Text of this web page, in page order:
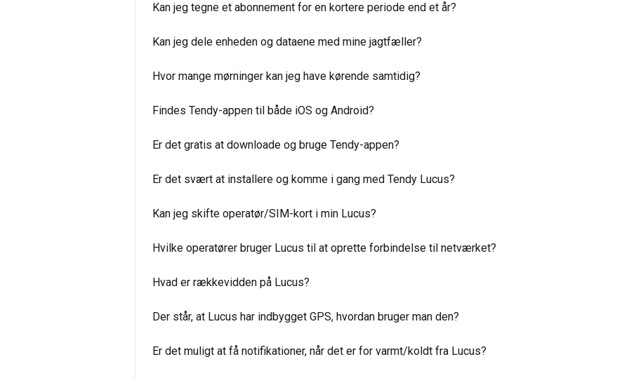
Kan jeg tegne et abonnement for en kortere periode end et år?
Kan jeg dele enheden og dataene med mine jagtfæller?
Hvor mange mørninger kan jeg have kørende samtidig?
Findes Tendy-appen til både iOS og Android?
Er det gratis at downloade og bruge Tendy-appen?
Er det svært at installere og komme i gang med Tendy Lucus?
Kan jeg skifte operatør/SIM-kort i min Lucus?
Hvilke operatører bruger Lucus til at oprette forbindelse til netværket?
Hvad er rækkevidden på Lucus?
Der står, at Lucus har indbygget GPS, hvordan bruger man den?
Er det muligt at få notifikationer, når det er for varmt/koldt fra Lucus?